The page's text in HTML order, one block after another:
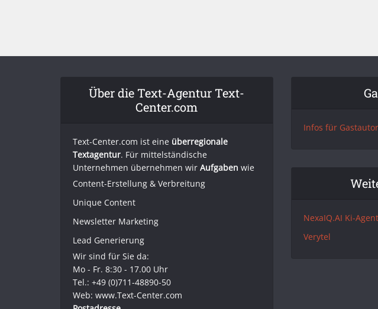
Über die Text-Agentur Text-
Center.com
Text-Center.com ist eine überregionale
Textagentur. Für mittelständische
Unternehmen übernehmen wir Aufgaben wie
Content-Erstellung & Verbreitung
Unique Content
Newsletter Marketing
Lead Generierung
Wir sind für Sie da:
Mo - Fr. 8:30 - 17.00 Uhr
Tel.: +49 (0)711-48890-50
Web: www.Text-Center.com
Infos für
NexaIQ.AI Ki-
Verytel